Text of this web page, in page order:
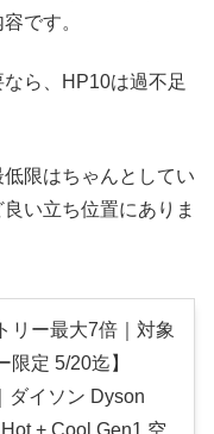
です。
ら、HP10は過不足
低限はちゃんとしてい
い立ち位置にありま
リー最大7倍｜対象
限定 5/20迄】
ダイソン Dyson
+ Cool Gen1 空